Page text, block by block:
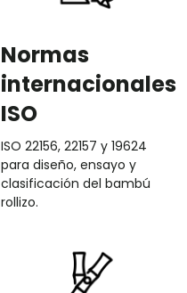
Normas
internacionales
ISO
ISO 22156, 22157 y 19624
para diseño, ensayo y
clasificación del bambú
rollizo.